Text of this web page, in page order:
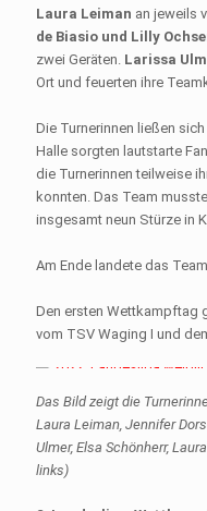
Laura Leiman an jeweils
de Biasio und Lilly
zwei Geräten. Larissa
Ort und feuerten ihre
Die Turnerinnen ließen
Halle sorgten lautstarte
die Turnerinnen teilweise
konnten. Das Team
insgesamt neun Stürze in
Am Ende landete das
Den ersten Wettkampftag
vom TSV Waging I und
Das Bild zeigt die
Laura Leiman, Jennifer
Ulmer, Elsa Schönherr,
links)